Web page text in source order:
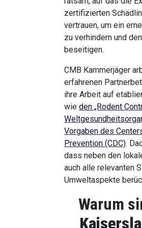
zertifizierten
vertrauen, um ein
zu verhindern und
beseitigen.
CMB Kammerjäger
erfahrenen
ihre Arbeit auf
wie den „Rodent
Vorgaben des
Prevention (CDC).
dass neben den
auch alle relevanten
Umweltaspekte
Warum